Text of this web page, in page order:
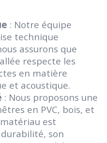
: Notre équipe
technique
assurons que
respecte les
en matière
et acoustique.
: Nous proposons une
en PVC, bois, et
est
son